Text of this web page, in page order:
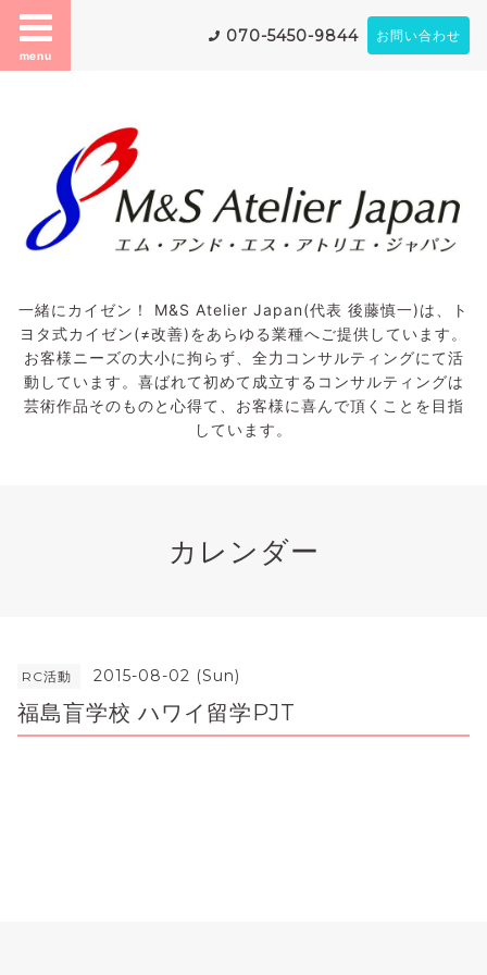
menu
070-5450-9844 お問い合わせ
一緒にカイゼン！ M&S Atelier Japan(代表 後藤慎一)は、ト
ヨタ式カイゼン(≠改善)をあらゆる業種へご提供しています。
お客様ニーズの大小に拘らず、全力コンサルティングにて活
動しています。喜ばれて初めて成立するコンサルティングは
芸術作品そのものと心得て、お客様に喜んで頂くことを目指
しています。
カレンダー
RC活動 2015-08-02 (Sun)
福島盲学校 ハワイ留学PJT